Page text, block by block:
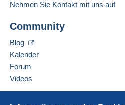
Zahlungsoptionen können Sie
auf Ihr Guthaben
ein Bankkonto des Verkäufers
Der Käufer nutzt die von
Adresse des
13 rue des mésanges
70000
Verkäufer kontaktieren
Diesen Verkäufer zu meiner
hinzufügen
Nehmen Sie Kontakt mit uns auf
Community
Blog
Kalender
Forum
Videos